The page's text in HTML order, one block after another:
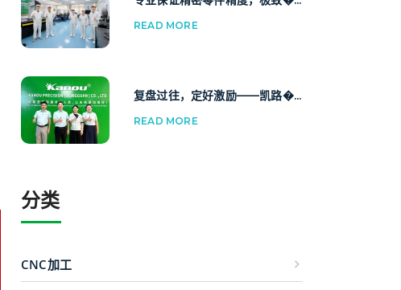
READ MORE
复盘过往，定好激励——凯路�...
READ MORE
分类
CNC加工